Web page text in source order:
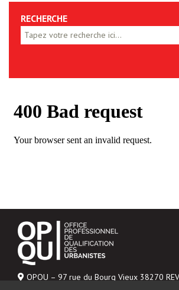
RECHERCHE
OPQU – 97 rue du Bourg Vieux 38270